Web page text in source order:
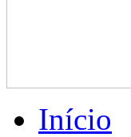
Início